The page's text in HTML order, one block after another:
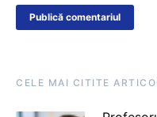
CELE MAI CITITE